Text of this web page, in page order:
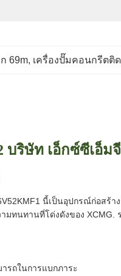
69m, เครื่องปั๊มคอนกรีตติ
บริษัท เอ็กซ์ซีเอ็
นี้เป็นอุปกรณ์ก่อส
ทนทานที่โด่งดังของ
รถในการแบกภาระ